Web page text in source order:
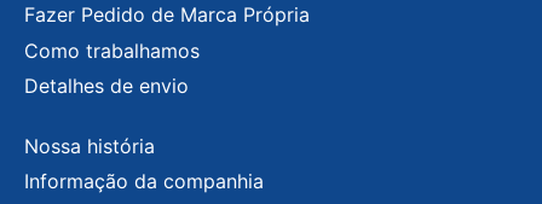
Fazer Pedido de Marca Própria
Como trabalhamos
Detalhes de envio
Nossa história
Informação da companhia